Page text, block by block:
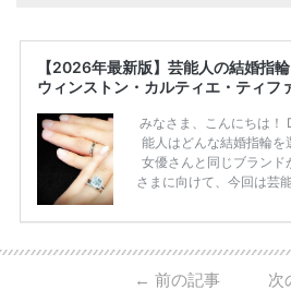
【2026年最新版】芸能人の結婚指
ウィンストン・カルティエ・ティフ
みなさま、こんにちは！
能人はどんな結婚指輪を
女優さんと同じブラン
さまに向けて、今回は芸
ーウィンストンやカルテ
日本で人気のブランド
・愛用している芸能人夫
← 前の記事 次